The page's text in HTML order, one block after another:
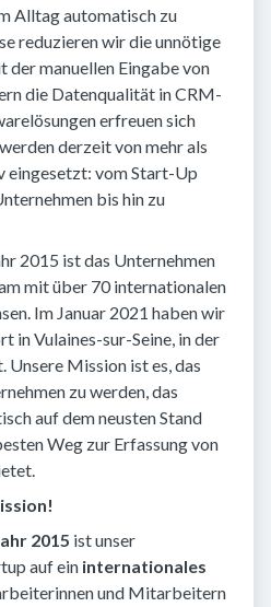
Alltag automatisch zu
reduzieren wir die unnötige
der manuellen Eingabe von
die Datenqualität in CRM-
erfreuen sich
derzeit von mehr als
eingesetzt: vom Start-Up
bis hin zu
2015 ist das Unternehmen
mit über 70 internationalen
Im Januar 2021 haben wir
in Vulaines-sur-Seine, in der
Unsere Mission ist es, das
zu werden, das
auf dem neusten Stand
Weg zur Erfassung von
2015 ist unser
auf ein internationales
und Mitarbeitern